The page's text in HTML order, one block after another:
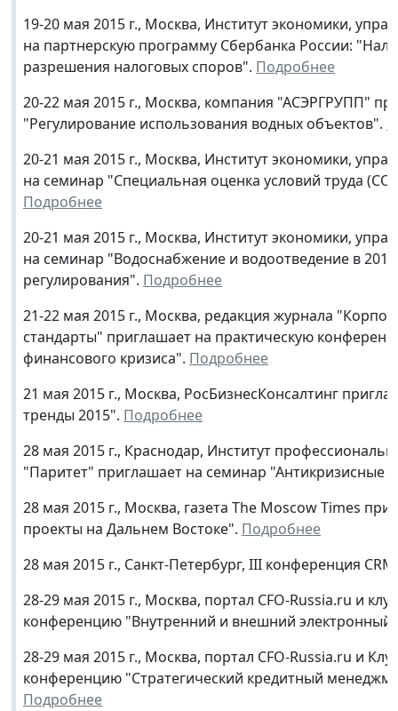
19-20 мая 2015 г., Москва, Институт экономики,
на партнерскую программу Сбербанка России:
разрешения налоговых споров". Подробнее
20-22 мая 2015 г., Москва, компания "АСЭРГРУПП"
"Регулирование использования водных объектов".
20-21 мая 2015 г., Москва, Институт экономики,
на семинар "Специальная оценка условий труда
Подробнее
20-21 мая 2015 г., Москва, Институт экономики,
на семинар "Водоснабжение и водоотведение в
регулирования". Подробнее
21-22 мая 2015 г., Москва, редакция журнала
стандарты" приглашает на практическую
финансового кризиса". Подробнее
21 мая 2015 г., Москва, РосБизнесКонсалтинг
тренды 2015". Подробнее
28 мая 2015 г., Краснодар, Институт
"Паритет" приглашает на семинар
28 мая 2015 г., Москва, газета The Moscow Times
проекты на Дальнем Востоке". Подробнее
28 мая 2015 г., Санкт-Петербург, III конференция
28-29 мая 2015 г., Москва, портал CFO-Russia.ru и
конференцию "Внутренний и внешний
28-29 мая 2015 г., Москва, портал CFO-Russia.ru и
конференцию "Стратегический кредитный
Подробнее